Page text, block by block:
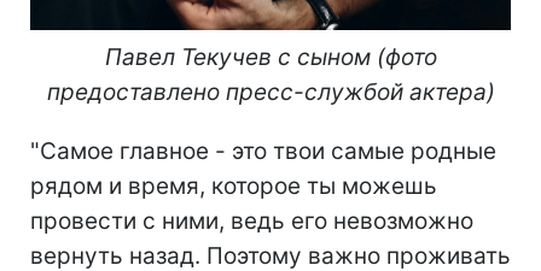
Павел Текучев с сыном (фото
предоставлено пресс-службой актера)
"Самое главное - это твои самые родные
рядом и время, которое ты можешь
провести с ними, ведь его невозможно
вернуть назад. Поэтому важно проживать